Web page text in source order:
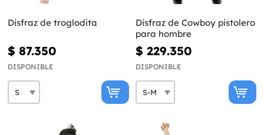
Disfraz de troglodita
$ 87.350
DISPONIBLE
Disfraz de Cowboy pistolero
para hombre
$ 229.350
DISPONIBLE